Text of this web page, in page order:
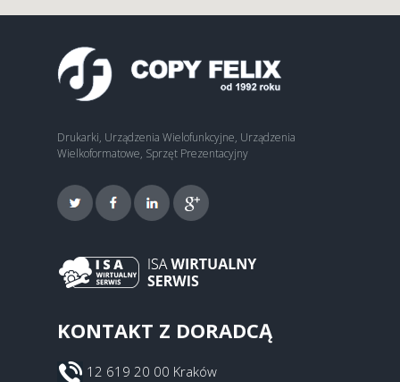
Drukarki, Urządzenia Wielofunkcyjne, Urządzenia
Wielkoformatowe, Sprzęt Prezentacyjny
KONTAKT Z DORADCĄ
12 619 20 00 Kraków